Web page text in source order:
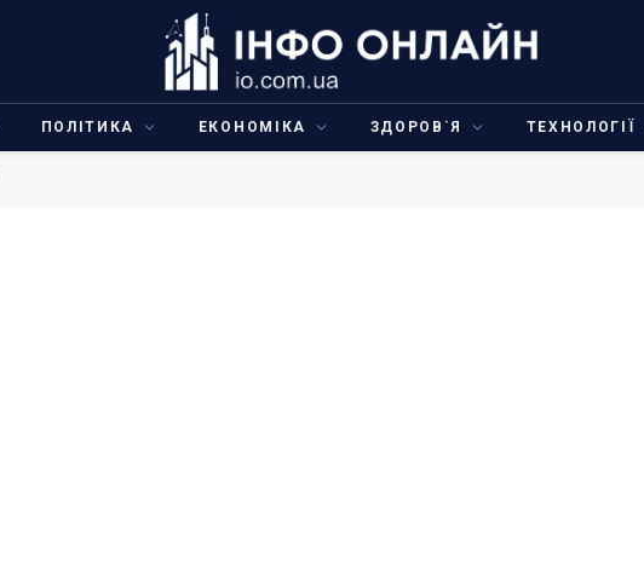
ПОЛІТИКА ЕКОНОМІКА ЗДОРОВ`Я ТЕХНОЛОГІЇ